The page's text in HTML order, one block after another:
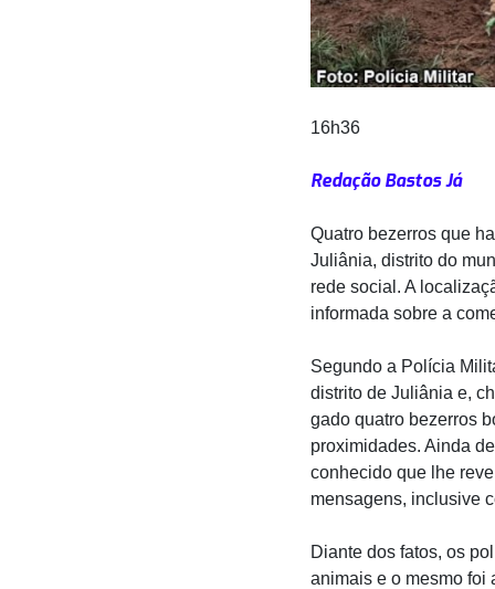
16h36
Redação Bastos Já
Quatro bezerros que
Juliânia, distrito do
rede social. A
informada sobre a
Segundo a Polícia
distrito de Juliânia e,
gado quatro bezerros
proximidades. Ainda
conhecido que lhe
mensagens, inclusive
Diante dos fatos, os
animais e o mesmo foi